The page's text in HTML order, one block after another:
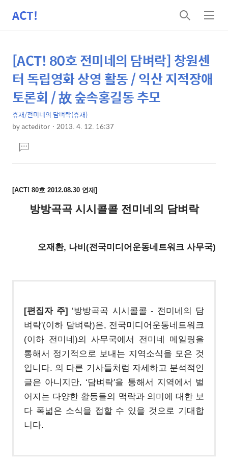
ACT!
검
색
메
뉴
상
세
컨
텐
츠
본
문
제
목
[ACT! 80호 전미네의 담벼락] 창원센
터 독립영화 상영 활동 / 익산 지적장애
토론회 / 故 숲속홍길동 추모
휴재/전미네의 담벼락(휴재)
byacteditor 2013. 4. 12. 16:37
문댓
글
[ACT! 80호 2012.08.30 연재]
방방곡곡 시시콜콜 전미네의 담벼락
오재환, 나비(전국미디어운동네트워크 사무국)
[편집자 주] ‘방방곡곡 시시콜콜 - 전미네의 담
벼락'(이하 담벼락)은, 전국미디어운동네트워크
(이하 전미네)의 사무국에서 전미네 메일링을
통해서 정기적으로 보내는 지역소식을 모은 것
입니다. 의 다른 기사들처럼 자세하고 분석적인
글은 아니지만, ‘담벼락'을 통해서 지역에서 벌
어지는 다양한 활동들의 맥락과 의미에 대한 보
다 폭넓은 소식을 접할 수 있을 것으로 기대합
니다.